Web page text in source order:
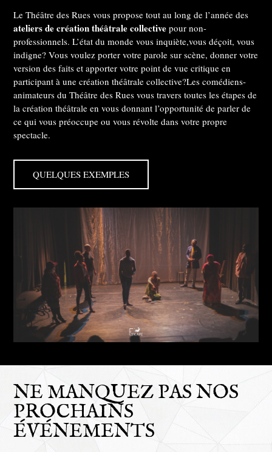
Le Théâtre des Rues vous propose tout au long de l’année des
ateliers de création théâtrale collective pour non-
professionnels. L’état du monde vous inquiète,vous déçoit, vous
indigne? Vous voulez porter votre parole sur scène, donner votre
version des faits et apporter votre point de vue critique en
participant à une création théâtrale collective?Les comédiens-
animateurs du Théâtre des Rues vous travers toutes les étapes de
la création théâtrale en vous donnant l’opportunité de parler de
ce qui vous préoccupe ou vous révolte dans votre propre
spectacle.
QUELQUES EXEMPLES
NE MANQUEZ PAS NOS
PROCHAINS
ÉVÉNEMENTS